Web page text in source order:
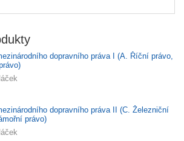
dopravního práva I (A. Říční právo,
dopravního práva II (C. Železniční
právo)